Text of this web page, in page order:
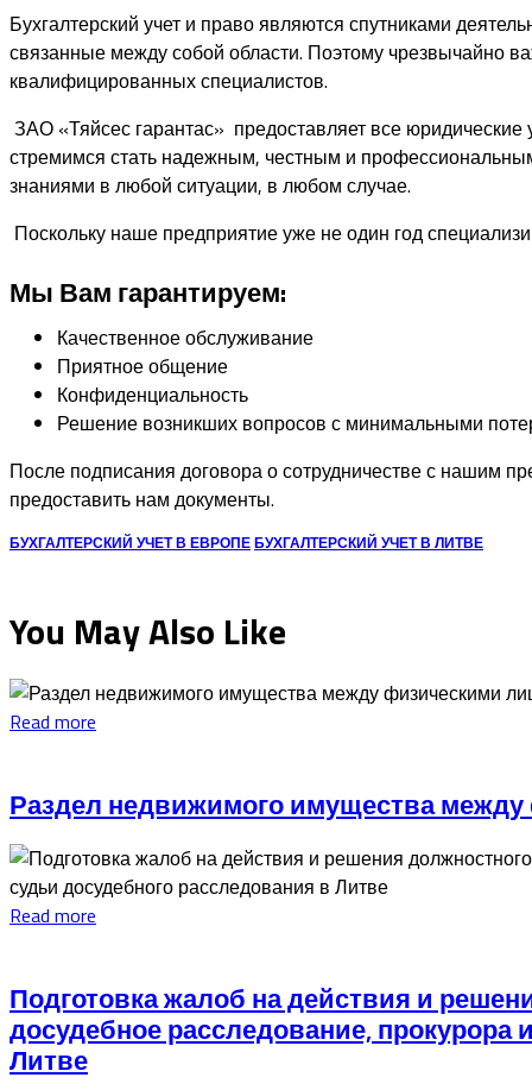
Бухгалтерский учет и право являются спутниками
связанные между собой области. Поэтому чрезвычайно
квалифицированных специалистов.
ЗАО «Тяйсес гарантас» предоставляет все
стремимся стать надежным, честным и
знаниями в любой ситуации, в любом случае.
Поскольку наше предприятие уже не один год
Мы Вам гарантируем:
Качественное обслуживание
Приятное общение
Конфиденциальность
Решение возникших вопросов с минимальными
После подписания договора о сотрудничестве с нашим
предоставить нам документы.
БУХГАЛТЕРСКИЙ УЧЕТ В ЕВРОПЕБУХГАЛТЕРСКИЙ УЧЕТ В ЛИТВЕ
You May Also Like
Read more
Раздел недвижимого имущества
Read more
Подготовка жалоб на действия и
досудебное расследование, прокурора
Литве